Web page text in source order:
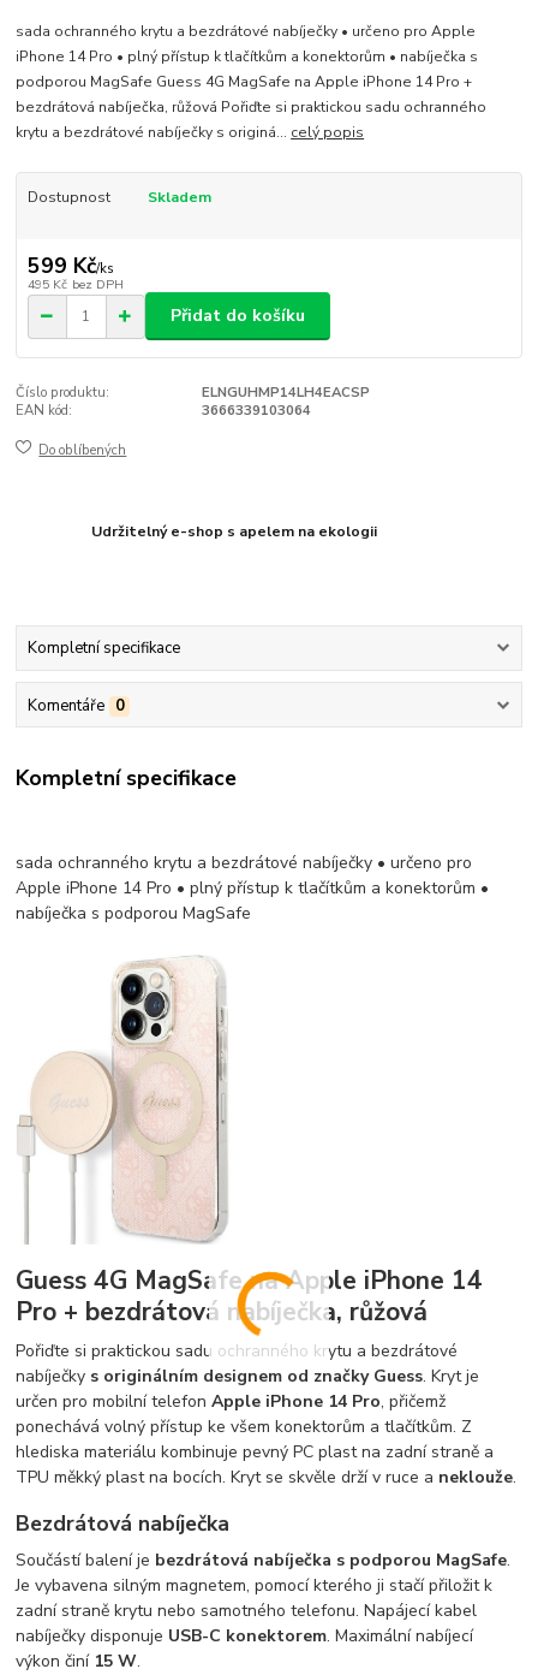
sada ochranného krytu a bezdrátové nabíječky • určeno pro Apple
iPhone 14 Pro • plný přístup k tlačítkům a konektorům • nabíječka s
podporou MagSafe Guess 4G MagSafe na Apple iPhone 14 Pro +
bezdrátová nabíječka, růžová Pořiďte si praktickou sadu ochranného
krytu a bezdrátové nabíječky s originá... celý popis
Dostupnost Skladem
599 Kč/ks
495 Kč bez DPH
Přidat do košíku
Číslo produktu:
ELNGUHMP14LH4EACSP
EAN kód:
3666339103064
Do oblíbených
Udržitelný e-shop s apelem na ekologii
Kompletní specifikace
Komentáře 0
Kompletní specifikace
sada ochranného krytu a bezdrátové nabíječky • určeno pro
Apple iPhone 14 Pro • plný přístup k tlačítkům a konektorům •
nabíječka s podporou MagSafe
Guess 4G MagSafe na Apple iPhone 14
Pro + bezdrátová nabíječka, růžová
Pořiďte si praktickou sadu ochranného krytu a bezdrátové
nabíječky s originálním designem od značky Guess. Kryt je
určen pro mobilní telefonApple iPhone 14 Pro, přičemž
ponechává volný přístup ke všem konektorům a tlačítkům. Z
hlediska materiálu kombinuje pevný PC plast na zadní straně a
TPU měkký plast na bocích. Kryt se skvěle drží v ruce a neklouže.
Bezdrátová nabíječka
Součástí balení je bezdrátová nabíječka s podporou MagSafe.
Je vybavena silným magnetem, pomocí kterého ji stačí přiložit k
zadní straně krytu nebo samotného telefonu. Napájecí kabel
nabíječky disponuje USB-C konektorem. Maximální nabíjecí
výkon činí 15 W.